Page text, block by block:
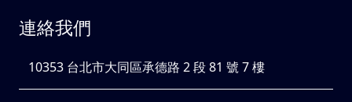
連絡我們
10353 台北市大同區承德路 2 段 81 號 7 樓